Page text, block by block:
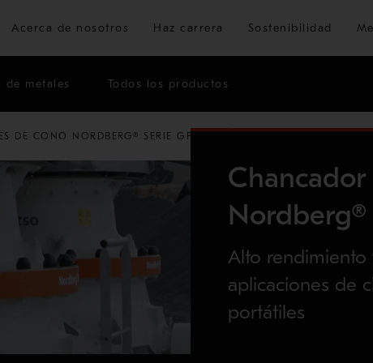
Ir al contenido principal
Acerca de nosotros Haz carrera Sostenibilidad
de metales Todos los productos
DE CONO NORDBERG® SERIE GP™
Alto rendimiento
aplicaciones de
portátiles